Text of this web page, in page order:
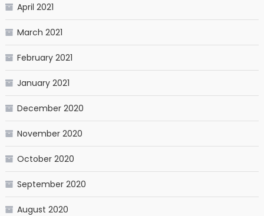
April 2021
March 2021
February 2021
January 2021
December 2020
November 2020
October 2020
September 2020
August 2020